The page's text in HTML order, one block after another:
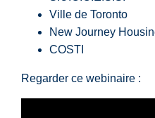
Ville de Toronto
New Journey
COSTI
Regarder ce webinaire :